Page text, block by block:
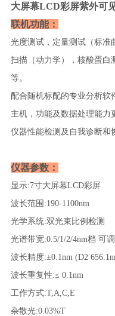
大屏幕LCD彩屏紫外可
联机功能：
光度测试，定量测试（标准
扫描（动力学），核酸蛋白
等。
配合随机标配的专业分析软
主机，功能及数据处理能力
仪器性能检测及自我诊断和
仪器参数：
显示:7寸大屏幕LCD彩屏
波长范围:190-1100nm
光学系统:双光束比例检测
光谱带宽:0.5/1/2/4nm档 可调
波长精度:±0.1nm (D2
波长重复性:≤ 0.1nm
工作方式:T,A,C,E
杂散光:0.03%T